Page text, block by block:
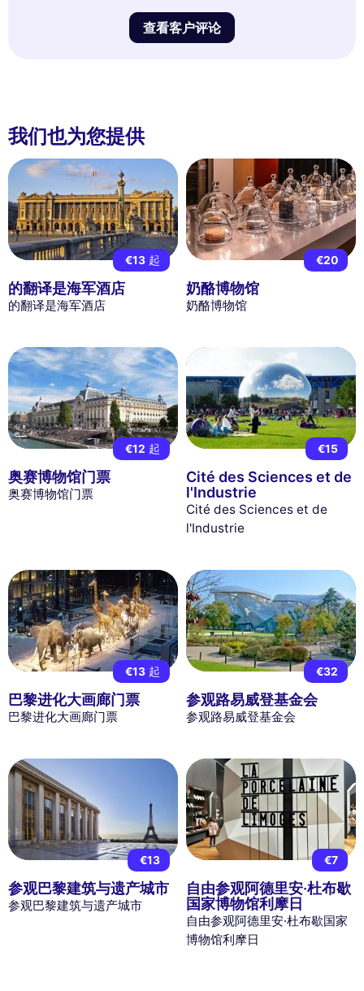
查看客户评论
我们也为您提供
€13 起
的翻译是海军酒店
的翻译是海军酒店
€20
奶酪博物馆
奶酪博物馆
€12 起
奥赛博物馆门票
奥赛博物馆门票
€15
Cité des Sciences et de
l'Industrie
Cité des Sciences et de
l'Industrie
€13 起
巴黎进化大画廊门票
巴黎进化大画廊门票
€32
参观路易威登基金会
参观路易威登基金会
€13
参观巴黎建筑与遗产城市
参观巴黎建筑与遗产城市
€7
自由参观阿德里安·杜布歇
国家博物馆利摩日
自由参观阿德里安·杜布歇国家
博物馆利摩日